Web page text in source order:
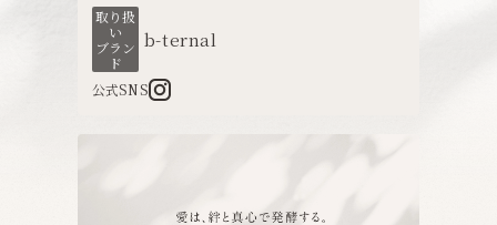
取り扱
い
ブラン
ド
b-ternal
公式SNS